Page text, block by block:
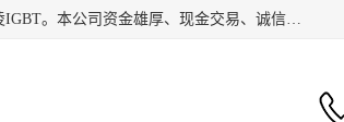
深圳市宝安区诚芯源电子商行主要经营：回收富士IGBT、回收三菱IGBT、回收英飞凌IGBT。本公司资金雄厚、现金交易、诚信待人，经过不断的探索和发展，已形成完善的评估、采购，从而为客户提供快捷价优的库存处理服务，迅速为客户消化库存，回笼资金。